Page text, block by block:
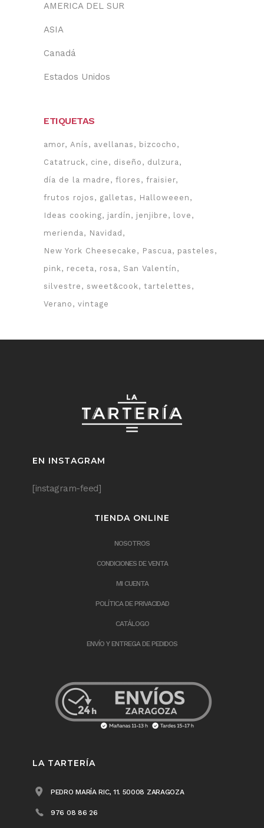
AMERICA DEL SUR
ASIA
Canadá
Estados Unidos
ETIQUETAS
amor Anís avellanas
bizcocho
Catatruck
cine diseño
dulzura
día de la madre
flores
fraisier
frutos rojos
galletas
Halloweeen
Ideas cooking
jardín jenjibre
love
merienda
Navidad
New York Cheesecake
Pascua
pasteles
pink
receta rosa
San Valentín
silvestre
sweet&cook
tartelettes
Verano
vintage
EN INSTAGRAM
[instagram-feed]
TIENDA ONLINE
NOSOTROS
CONDICIONES DE VENTA
MI CUENTA
POLÍTICA DE PRIVACIDAD
CATÁLOGO
ENVÍO Y ENTREGA DE PEDIDOS
LA TARTERÍA
PEDRO MARÍA RIC, 11. 50008 ZARAGOZA
976 08 86 26